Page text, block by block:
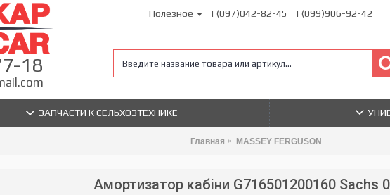
18
Полезное | (097)042-82-45 | (099)906-92-42
ЗАПЧАСТИ К СЕЛЬХОЗТЕХНИКЕ
Главная MASSEY FERGUSON
Амортизатор кабіни G716501200160 Sachs